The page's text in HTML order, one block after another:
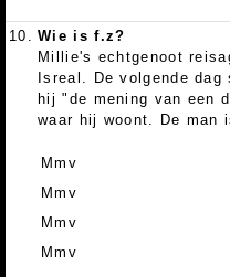
10. Wie is f.z?
Millie's echtgenoot
Isreal. De volgende
hij "de mening van een
waar hij woont. De man
Mmv
Mmv
Mmv
Mmv